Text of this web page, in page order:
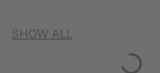
SHOW ALL